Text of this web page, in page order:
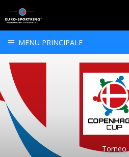
MENU PRINCIPALE
Torneo